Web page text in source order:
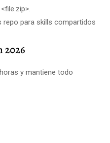
para skills compartidos
2026
y mantiene todo